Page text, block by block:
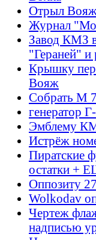
Отрыл Вояж
Журнал
Завод КМЗ
"Гераней" и
Крышку
Вояж
Собрать М
генератор
Эмблему
Истрёж
Пиратские
остатки +
Оппозиту
Wolkodav
Чертеж
надписью